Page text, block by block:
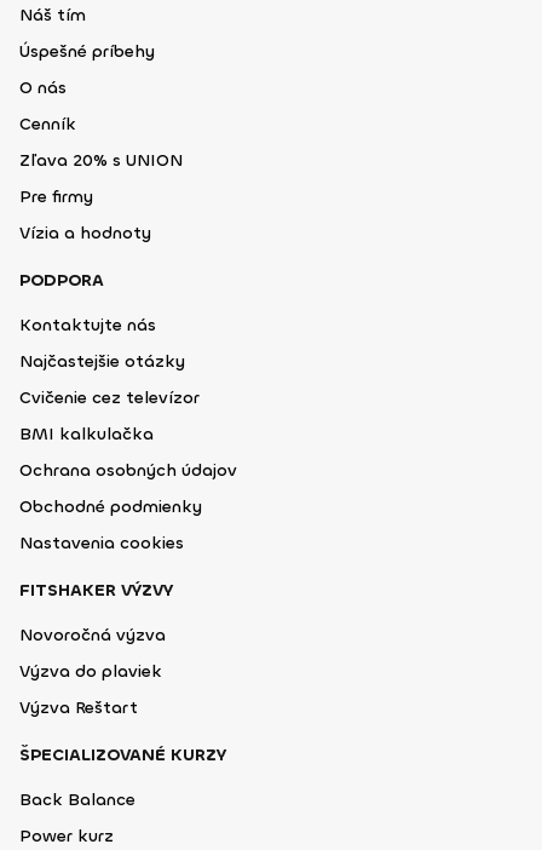
Náš tím
Úspešné príbehy
O nás
Cenník
Zľava 20% s UNION
Pre firmy
Vízia a hodnoty
PODPORA
Kontaktujte nás
Najčastejšie otázky
Cvičenie cez televízor
BMI kalkulačka
Ochrana osobných údajov
Obchodné podmienky
Nastavenia cookies
FITSHAKER VÝZVY
Novoročná výzva
Výzva do plaviek
Výzva Reštart
ŠPECIALIZOVANÉ KURZY
Back Balance
Power kurz